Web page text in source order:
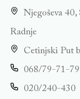
Njegoševa
Radnje
Cetinjski Put
068/79-71-79
020/240-430